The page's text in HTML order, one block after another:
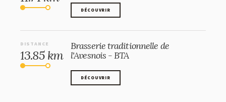
DÉCOUVRIR
DISTANCE
13.85 km
Brasserie traditionnelle de
l'Avesnois - BTA
DÉCOUVRIR